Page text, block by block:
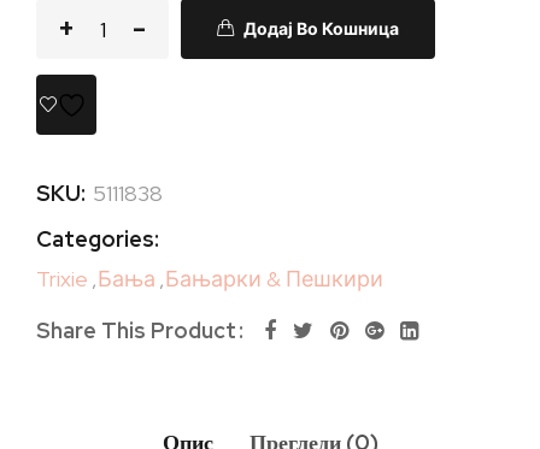
Додај Во Кошница
SKU: 5111838
Categories:
Trixie ,Бања ,Бањарки & Пешкири
Share This Product
Опис Прегледи (0)